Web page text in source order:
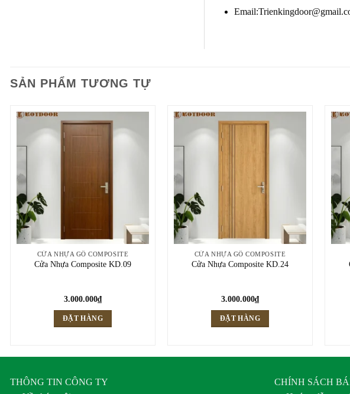
Email:
SẢN PHẨM TƯƠNG TỰ
CỬA NHỰA GỖ COMPOSITE
Cửa Nhựa Composite KD.09
3.000.000₫
ĐẶT HÀNG
CỬA NHỰA GỖ COMPOSITE
Cửa Nhựa Composite KD.24
3.000.000₫
ĐẶT HÀNG
THÔNG TIN CÔNG TY
CHÍNH SÁCH